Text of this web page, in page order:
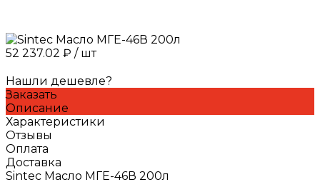
52 237.02 ₽ / шт
Нашли дешевле?
Заказать
Описание
Характеристики
Отзывы
Оплата
Доставка
Sintec Масло МГЕ-46В 200л